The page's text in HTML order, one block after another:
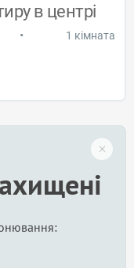
в центрі
• 1 кімната